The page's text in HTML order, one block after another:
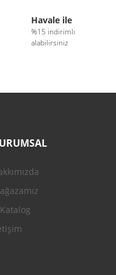
Havale ile
%15 indirimli
alabilirsiniz